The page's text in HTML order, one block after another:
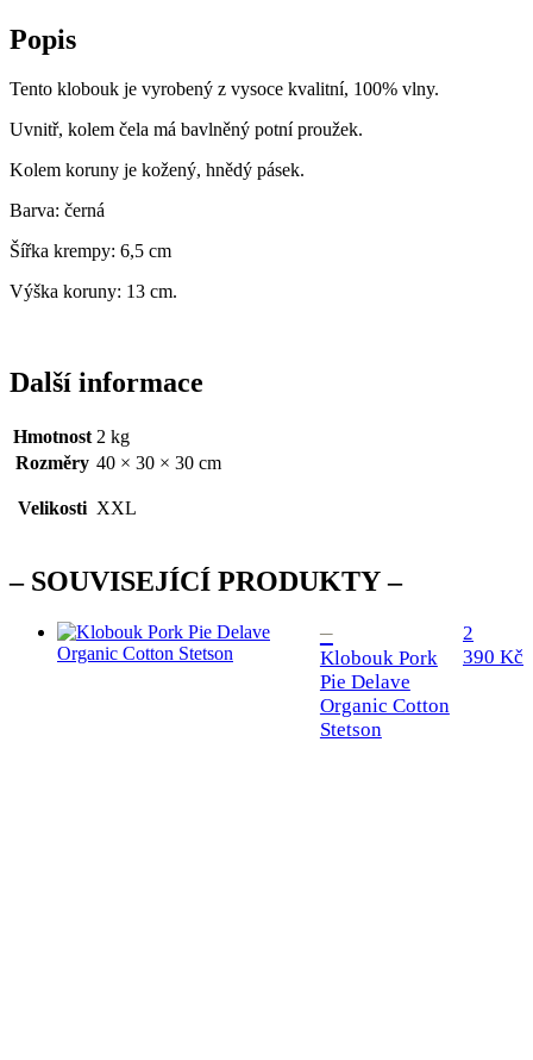
Popis
Tento klobouk je vyrobený z vysoce kvalitní, 100% vlny.
Uvnitř, kolem čela má bavlněný potní proužek.
Kolem koruny je kožený, hnědý pásek.
Barva: černá
Šířka krempy: 6,5 cm
Výška koruny: 13 cm.
Další informace
Hmotnost 2 kg
Rozměry 40 × 30 × 30 cm
Velikosti XXL
SOUVISEJÍCÍ PRODUKTY
Klobouk Pork
Pie Delave
Organic Cotton
Stetson
2
390 Kč